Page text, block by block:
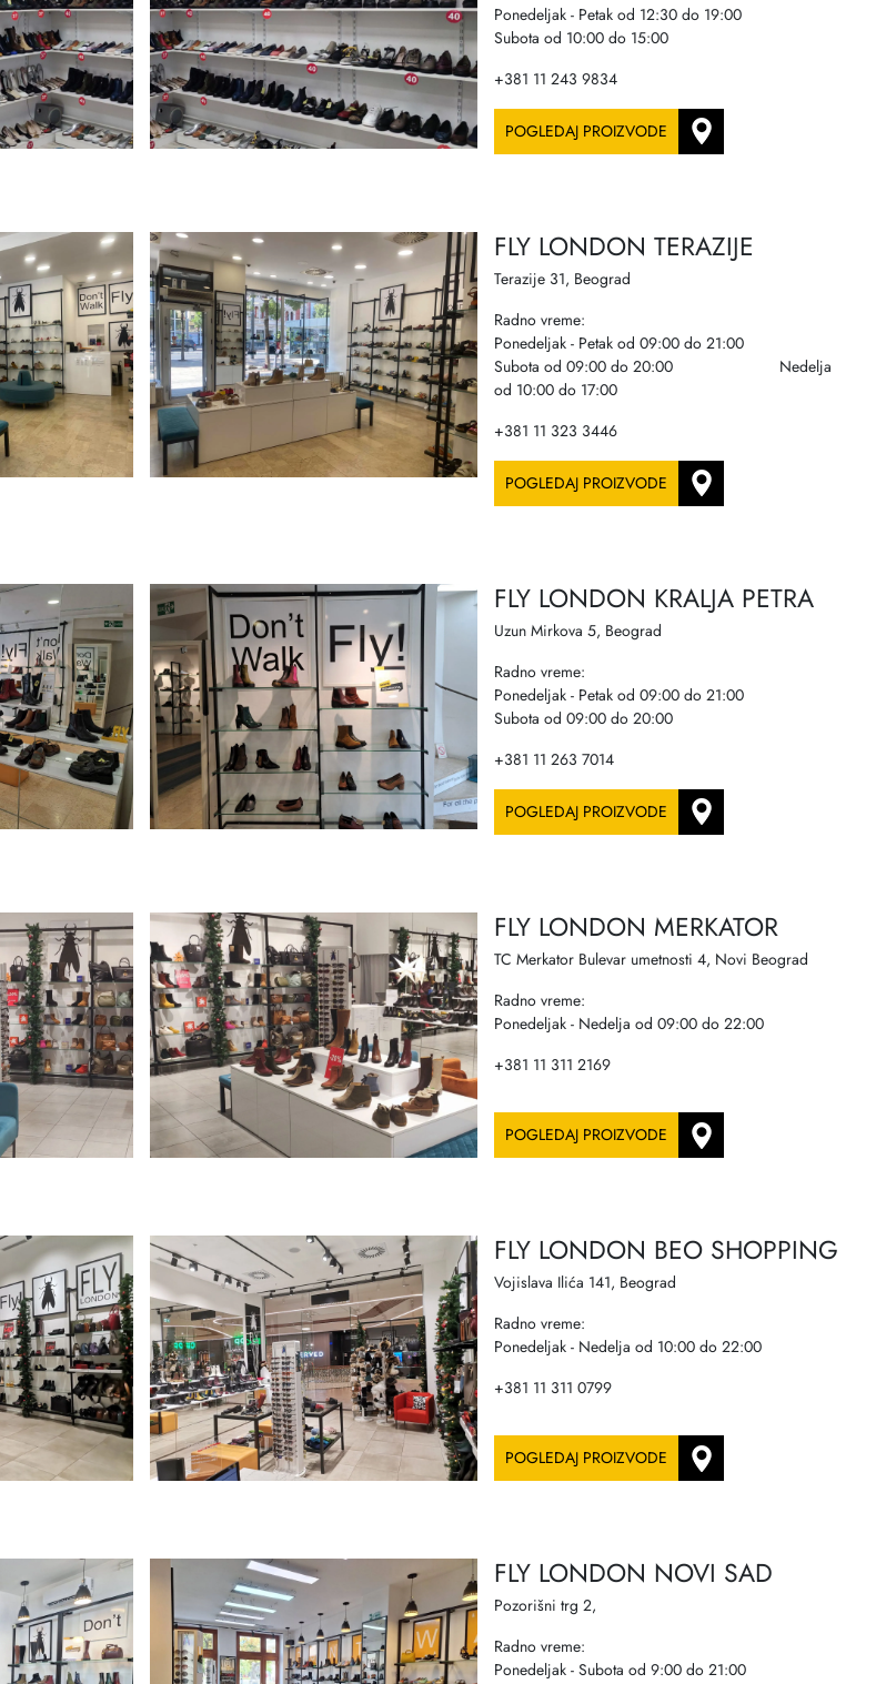
Ponedeljak - Petak od 12:30 do 19:00
Subota od 10:00 do 15:00
+381 11 243 9834
POGLEDAJ PROIZVODE
FLY LONDON TERAZIJE
Terazije 31, Beograd
Radno vreme:
Ponedeljak - Petak od 09:00 do 21:00
Subota od 09:00 do 20:00 Nedelja
od 10:00 do 17:00
+381 11 323 3446
POGLEDAJ PROIZVODE
FLY LONDON KRALJA PETRA
Uzun Mirkova 5, Beograd
Radno vreme:
Ponedeljak - Petak od 09:00 do 21:00
Subota od 09:00 do 20:00
+381 11 263 7014
POGLEDAJ PROIZVODE
FLY LONDON MERKATOR
TC Merkator Bulevar umetnosti 4, Novi Beograd
Radno vreme:
Ponedeljak - Nedelja od 09:00 do 22:00
+381 11 311 2169
POGLEDAJ PROIZVODE
FLY LONDON BEO SHOPPING
Vojislava Ilića 141, Beograd
Radno vreme:
Ponedeljak - Nedelja od 10:00 do 22:00
+381 11 311 0799
POGLEDAJ PROIZVODE
FLY LONDON NOVI SAD
Pozorišni trg 2,
Radno vreme:
Ponedeljak - Subota od 9:00 do 21:00